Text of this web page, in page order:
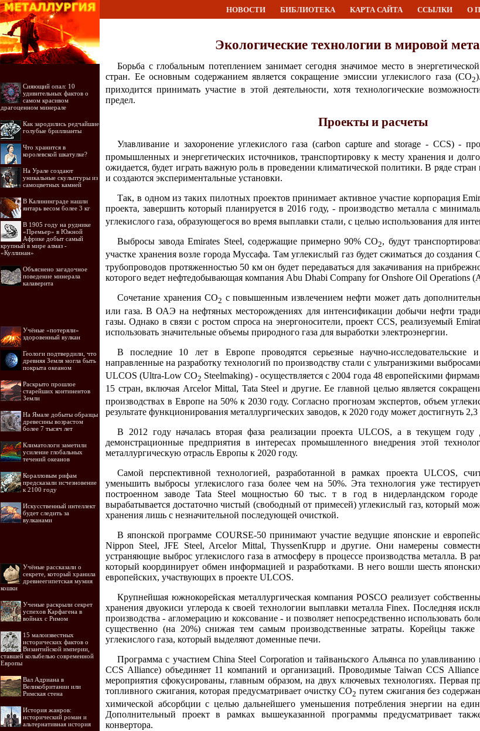
НОВОСТИ БИБЛИОТЕКА КАРТА САЙТА ССЫЛКИ О
Сияющий опал: 10
удивительных фактов о
самом красивом
драгоценном минерале
Как зародились редчайшие
голубые бриллианты
Что хранится в
королевской шкатулке?
На Урале создают
уникальные скульптуры из
самоцветных камней
В Калининграде нашли
янтарь весом более 3 кг
В 1905 году на руднике
«Премьер» в Южной
Африке добыт самый
крупный в мире алмаз -
«Куллинан»
Объяснено загадочное
поведение минерала
калаверита
Учёные «потеряли»
здоровенный вулкан
Геологи подтвердили, что
древняя Земля могла быть
покрыта океаном
Раскрыто прошлое
старейших континентов
Земли
На Ямале добыты образцы
древесины возрастом
более 7 тысяч лет
Климатологи заметили
усиление глобальных
течений океанов
Коралловым рифам
предсказали исчезновение
к 2100 году
Искусственный интеллект
будет следить за
вулканами
Учёные рассказали о
секрете, который хранила
древнеегипетская мумия
кошки
Ученые раскрыли секрет
успехов Карфагена в
войнах с Римом
15 малоизвестных
исторических фактов о
Византийской империи,
ставшей колыбелью современной
Европы
Вал Адриана в
Великобритании или
Римская стена
История жанров:
исторический роман и
альтернативная история
Экологические технологии в мировой
Борьба с глобальным потеплением занимает сегодня значимое место в
стран. Ее основным содержанием является сокращение эмиссии углекислого газа (СО2
приходится принимать участие в этой деятельности, хотя технологические
предел.
Проекты и расчеты
Улавливание и захоронение углекислого газа (carbon capture and storage - CCS) -
промышленных и энергетических источников, транспортировку к месту хранения и
ожидается, будет играть важную роль в проведении климатической политики. В ряде стран
и создаются экспериментальные установки.
Так, в одном из таких пилотных проектов принимает активное участие корпорация
проекта, завершить который планируется в 2016 году, - производство металла с
углекислого газа, образующегося во время выплавки стали, с целью использования для
Выбросы завода Emirates Steel, содержащие примерно 90% СО2, будут
участке хранения возле города Муссафа. Там углекислый газ будет сжиматься до создания
трубопроводов протяженностью 50 км он будет передаваться для закачивания на
которого ведет нефтедобывающая компания Abu Dhabi Company for Onshore Oil Operations
Сочетание хранения СО2 с повышенным извлечением нефти может дать
или газа. В ОАЭ на нефтяных месторождениях для интенсификации добычи нефти
газы. Однако в связи с ростом спроса на энергоносители, проект CCS, реализуемый
использовать значительные объемы природного газа для выработки электроэнергии.
В последние 10 лет в Европе проводятся серьезные научно-исследовательские и
направленные на разработку технологий по производству стали с ультранизкими
ULCOS (Ultra-Low СО2 Steelmaking) - осуществляется с 2004 года 48 европейскими
15 стран, включая Arcelor Mittal, Tata Steel и другие. Ее главной целью является
производствах в Европе на 50% к 2030 году. Согласно прогнозам экспертов, объем
результате функционирования металлургических заводов, к 2020 году может достигнуть
В 2012 году началась вторая фаза реализации проекта ULCOS, а в текущем
демонстрационные предприятия в интересах промышленного внедрения этой
металлургическую отрасль Европы к 2020 году.
Самой перспективной технологией, разработанной в рамках проекта ULCOS,
уменьшить выбросы углекислого газа более чем на 50%. Эта технология уже
построенном заводе Tata Steel мощностью 60 тыс. т в год в нидерландском
вырабатывается достаточно чистый (свободный от примесей) углекислый газ, который
хранения лишь с незначительной последующей очисткой.
В японской программе COURSE-50 принимают участие ведущие японские и
Nippon Steel, JFE Steel, Arcelor Mittal, ThyssenKrupp и другие. Они намерены
устраняющие выброс углекислого газа в атмосферу в процессе производства металла. В
который координирует обмен информацией и разработками. В него вошли шесть
европейских, участвующих в проекте ULCOS.
Крупнейшая южнокорейская металлургическая компания POSCO реализует
хранения двуокиси углерода к своей технологии выплавки металла Finex. Последняя
производства - агломерацию и коксование - и позволяет непосредственно использовать
существенно (на 20%) снижая тем самым производственные затраты. Корейцы
углекислого газа, который выделяют доменные печи.
Программа с участием China Steel Corporation и тайваньского Альянса по
CCS Alliance) объединяет 11 компаний и организаций. Проводимые Taiwan CCS Alliance
мероприятия сфокусированы, главным образом, на двух ключевых технологиях. Первая
топливного сжигания, которая предусматривает очистку СО2 путем сжигания без
химической абсорбции с целью дальнейшего уменьшения потребления энергии на
Дополнительный проект в рамках вышеуказанной программы предусматривает
конвертора.